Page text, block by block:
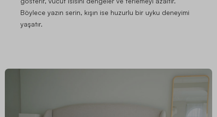
Böylece yazın serin, kışın ise huzurlu bir uyku deneyimi
yaşatır.